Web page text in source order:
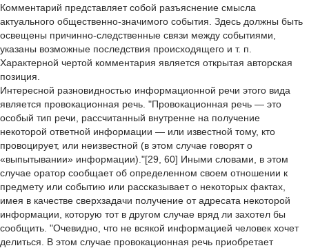
Комментарий представляет собой разъяснение смысла
актуального общественно-значимого события. Здесь должны быть
освещены причинно-следственные связи между событиями,
указаны возможные последствия происходящего и т. п.
Характерной чертой комментария является открытая авторская
позиция.
Интересной разновидностью информационной речи этого вида
является провокационная речь. "Провокационная речь — это
особый тип речи, рассчитанный внутренне на получение
некоторой ответной информации — или известной тому, кто
провоцирует, или неизвестной (в этом случае говорят о
«выпытывании» информации)."[29, 60] Иными словами, в этом
случае оратор сообщает об определенном своем отношении к
предмету или событию или рассказывает о некоторых фактах,
имея в качестве сверхзадачи получение от адресата некоторой
информации, которую тот в другом случае вряд ли захотел бы
сообщить. "Очевидно, что не всякой информацией человек хочет
делиться. В этом случае провокационная речь приобретает